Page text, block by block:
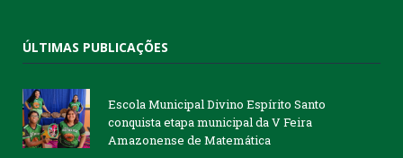
ÚLTIMAS PUBLICAÇÕES
Escola Municipal Divino Espírito Santo
conquista etapa municipal da V Feira
Amazonense de Matemática